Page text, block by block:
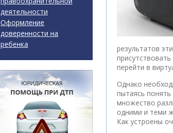
результатов
перейти в
Однако
пытаясь
множество
одними и теми
Как устроены
деятельности
Оформление
доверенности на
ребенка